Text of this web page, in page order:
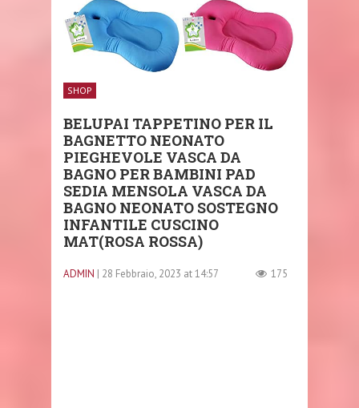
SHOP
BELUPAI TAPPETINO PER IL
BAGNETTO NEONATO
PIEGHEVOLE VASCA DA
BAGNO PER BAMBINI PAD
SEDIA MENSOLA VASCA DA
BAGNO NEONATO SOSTEGNO
INFANTILE CUSCINO
MAT(ROSA ROSSA)
ADMIN | 28 Febbraio, 2023 at 14:57 175